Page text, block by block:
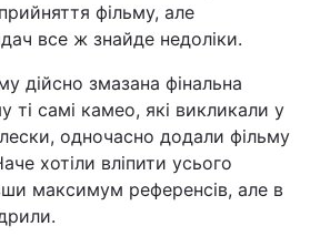
фільму, але
все ж знайде недоліки.
дійсно змазана фінальна
ті самі камео, які викликали у
одночасно додали фільму
хотіли вліпити усього
максимум референсів, але в